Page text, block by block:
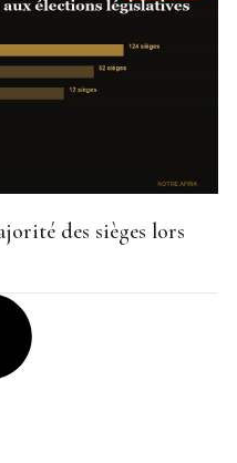
des sièges lors